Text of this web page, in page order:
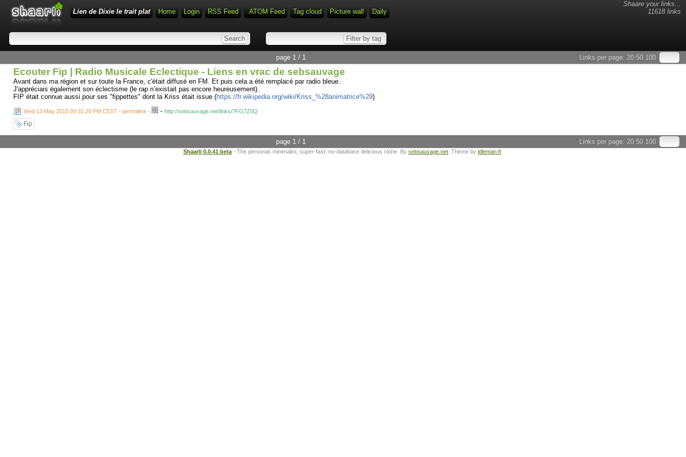
Shaare your links...
11618 links
Lien de Dixie le trait plat Home Login RSS Feed ATOM Feed Tag cloud Picture wall Daily
Links per page: 20 50 100
page 1 / 1
Ecouter Fip | Radio Musicale Eclectique - Liens en vrac de sebsauvage
Avant dans ma région et sur toute la France, c'était diffusé en FM. Et puis cela a été remplacé par radio bleue.
J'appréciais également son éclectisme (le rap n’existait pas encore heureusement).
FIP était connue aussi pour ses "fippettes" dont la Kriss était issue (https://fr.wikipedia.org/wiki/Kriss_%28animatrice%29)
Wed 13 May 2015 09:31:20 PM CEST - permalink - - http://sebsauvage.net/links/?FG7Z0Q
Fip
Links per page: 20 50 100
page 1 / 1
Shaarli 0.0.41 beta - The personal, minimalist, super-fast, no-database delicious clone. By sebsauvage.net . Theme by idleman.fr.